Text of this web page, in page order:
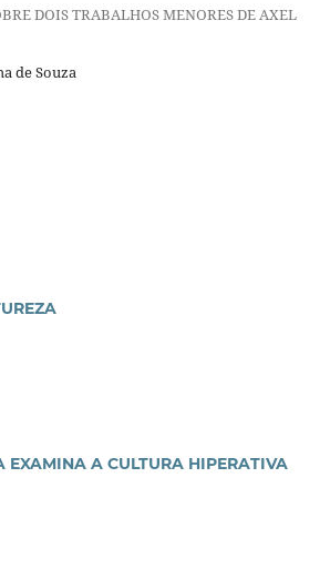
DOIS TRABALHOS MENORES DE AXEL
de Souza
EXAMINA A CULTURA HIPERATIVA